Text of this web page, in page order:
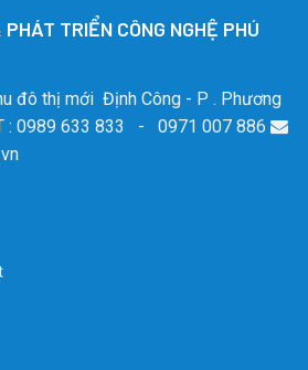
TRIỂN CÔNG NGHỆ PHÚ
đô thị mới Định Công - P . Phương
0989 633 833 - 0971 007 886